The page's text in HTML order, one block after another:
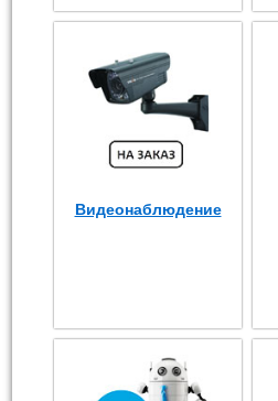
Видеонаблюдение